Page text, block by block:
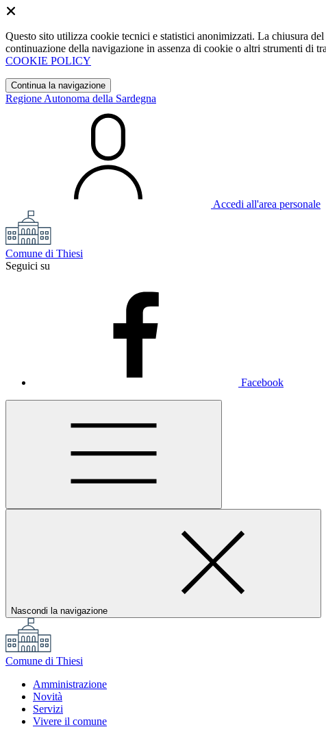
Questo sito utilizza cookie tecnici e statistici anonimizzati. La chiusura
continuazione della navigazione in assenza di cookie o altri strumenti di
COOKIE POLICY
Continua la navigazione
Regione Autonoma della Sardegna
Accedi all'area personale
Comune di Thiesi
Seguici su
Facebook
Nascondi la navigazione
Comune di Thiesi
Amministrazione
Novità
Servizi
Vivere il comune